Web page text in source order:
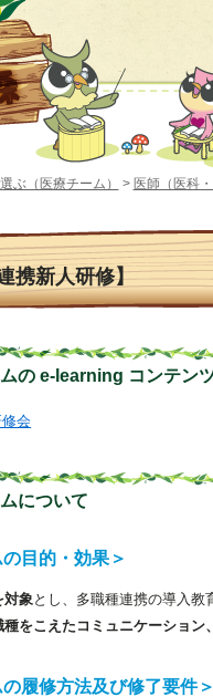
ぶ（医療チーム） > 医師（医科
携新人研修】
の e-learning コンテン
会
について
目的・効果＞
対象 とし、多職種連携の導入
種をこえたコミュニケーション
履修方法及び修了要件